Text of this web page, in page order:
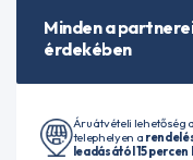
Minden a
érdekében
Áruátvételi lehetőség a
telephelyen a
leadásától 15 percen